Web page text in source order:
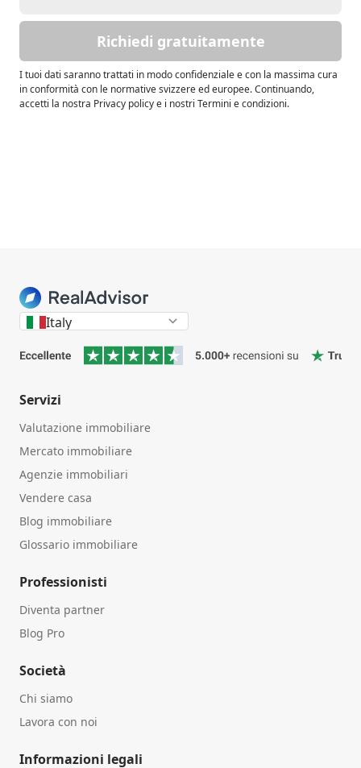
Richiedi gratuitamente
I tuoi dati saranno trattati in modo confidenziale e con la massima cura
in conformità con le normative svizzere ed europee. Continuando,
accetti la nostra Privacy policy e i nostri Termini e condizioni.
Italy
Servizi
Valutazione immobiliare
Mercato immobiliare
Agenzie immobiliari
Vendere casa
Blog immobiliare
Glossario immobiliare
Professionisti
Diventa partner
Blog Pro
Società
Chi siamo
Lavora con noi
Informazioni legali